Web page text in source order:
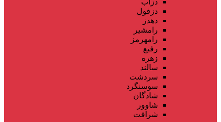
دزفول
دهدز
رامشیر
رامهرمز
رفیع
زهره
سالند
سردشت
سوسنگرد
شادگان
شاوور
شرافت